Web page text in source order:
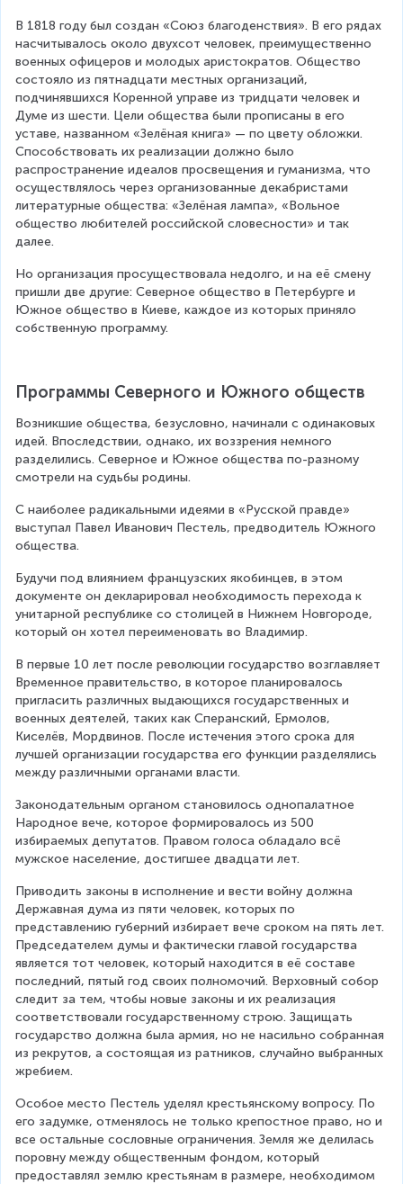
В 1818 году был создан «Союз благоденствия». В его рядах
насчитывалось около двухсот человек, преимущественно
военных офицеров и молодых аристократов. Общество
состояло из пятнадцати местных организаций,
подчинявшихся Коренной управе из тридцати человек и
Думе из шести. Цели общества были прописаны в его
уставе, названном «Зелёная книга» — по цвету обложки.
Способствовать их реализации должно было
распространение идеалов просвещения и гуманизма, что
осуществлялось через организованные декабристами
литературные общества: «Зелёная лампа», «Вольное
общество любителей российской словесности» и так
далее.
Но организация просуществовала недолго, и на её смену
пришли две другие: Северное общество в Петербурге и
Южное общество в Киеве, каждое из которых приняло
собственную программу.
Программы Северного и Южного обществ
Возникшие общества, безусловно, начинали с одинаковых
идей. Впоследствии, однако, их воззрения немного
разделились. Северное и Южное общества по-разному
смотрели на судьбы родины.
С наиболее радикальными идеями в «Русской правде»
выступал Павел Иванович Пестель, предводитель Южного
общества.
Будучи под влиянием французских якобинцев, в этом
документе он декларировал необходимость перехода к
унитарной республике со столицей в Нижнем Новгороде,
который он хотел переименовать во Владимир.
В первые 10 лет после революции государство возглавляет
Временное правительство, в которое планировалось
пригласить различных выдающихся государственных и
военных деятелей, таких как Сперанский, Ермолов,
Киселёв, Мордвинов. После истечения этого срока для
лучшей организации государства его функции разделялись
между различными органами власти.
Законодательным органом становилось однопалатное
Народное вече, которое формировалось из 500
избираемых депутатов. Правом голоса обладало всё
мужское население, достигшее двадцати лет.
Приводить законы в исполнение и вести войну должна
Державная дума из пяти человек, которых по
представлению губерний избирает вече сроком на пять лет.
Председателем думы и фактически главой государства
является тот человек, который находится в её составе
последний, пятый год своих полномочий. Верховный собор
следит за тем, чтобы новые законы и их реализация
соответствовали государственному строю. Защищать
государство должна была армия, но не насильно собранная
из рекрутов, а состоящая из ратников, случайно выбранных
жребием.
Особое место Пестель уделял крестьянскому вопросу. По
его задумке, отменялось не только крепостное право, но и
все остальные сословные ограничения. Земля же делилась
поровну между общественным фондом, который
предоставлял землю крестьянам в размере, необходимом